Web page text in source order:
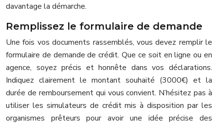
davantage la démarche.
Remplissez le formulaire de demande
Une fois vos documents rassemblés, vous devez remplir le
formulaire de demande de crédit. Que ce soit en ligne ou en
agence, soyez précis et honnête dans vos déclarations.
Indiquez clairement le montant souhaité (3000€) et la
durée de remboursement qui vous convient. N’hésitez pas à
utiliser les simulateurs de crédit mis à disposition par les
organismes prêteurs pour avoir une idée précise des